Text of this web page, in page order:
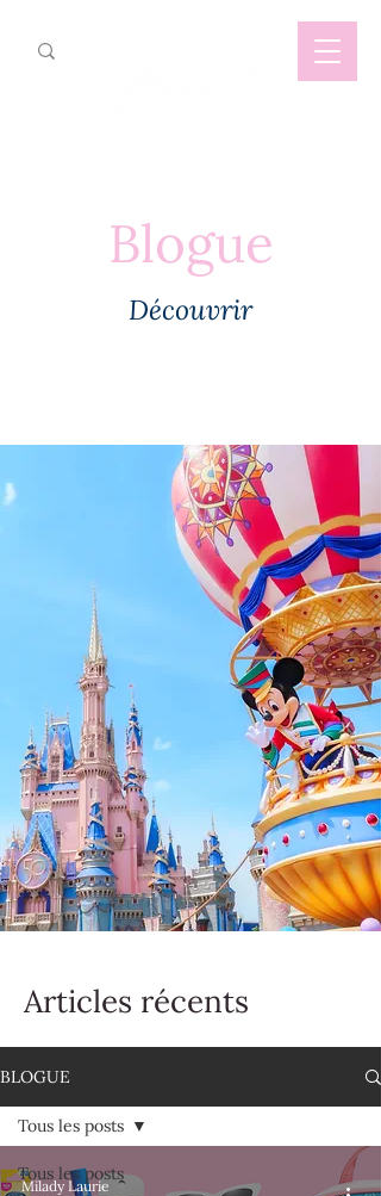
Blogue
Découvrir
Articles récents
BLOGUE
Tous les posts
Tous les posts
Milady Laurie